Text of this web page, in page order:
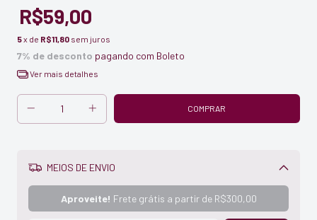
R$59,00
5x de R$11,80 sem juros
7% de desconto pagando com Boleto
Ver mais detalhes
MEIOS DE ENVIO
Aproveite! Frete grátis a partir de R$300,00